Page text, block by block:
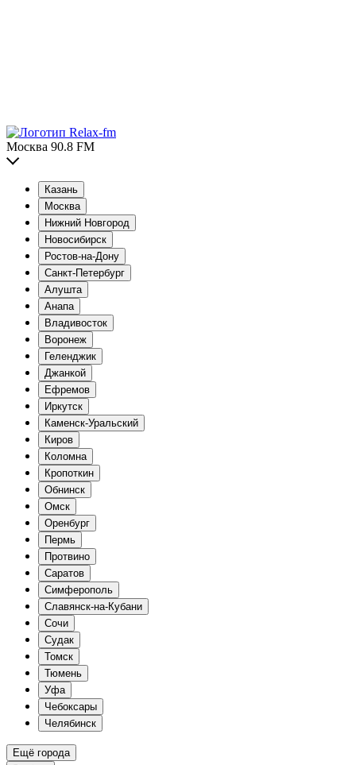
Москва 90.8 FM
Казань
Москва
Нижний Новгород
Новосибирск
Ростов-на-Дону
Санкт-Петербург
Алушта
Анапа
Владивосток
Воронеж
Геленджик
Джанкой
Ефремов
Иркутск
Каменск-Уральский
Киров
Коломна
Кропоткин
Обнинск
Омск
Оренбург
Пермь
Протвино
Саратов
Симферополь
Славянск-на-Кубани
Сочи
Судак
Томск
Тюмень
Уфа
Чебоксары
Челябинск
Ещё города